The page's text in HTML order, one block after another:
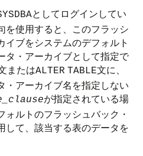
としてログインしてい
を使用すると、このフラッシ
イブをシステムのデフォルト
タ・アーカイブとして指定で
またはALTER TABLE文に、
・アーカイブ名を指定しない
が指定されている場
ルトのフラッシュバック・
して、該当する表のデータを